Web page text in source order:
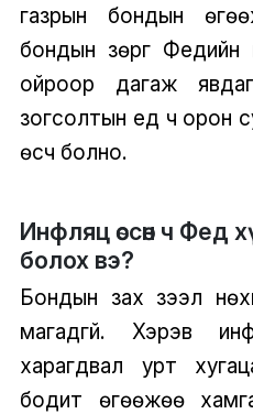
газрын бондын
бондын зөрүүг Федийн
ойроор дагаж
зогсолтын үед ч орон
өсч болно.
Инфляц өссөн ч Фед
болох вэ?
Бондын зах зээл
магадгүй. Хэрэв
харагдвал урт
бодит өгөөжөө